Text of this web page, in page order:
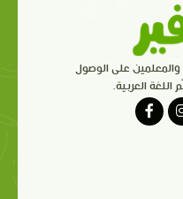
على الوصول
اللغة العربية.